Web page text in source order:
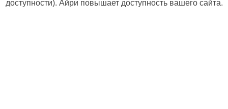
доступности). Айри повышает доступность вашего сайта.